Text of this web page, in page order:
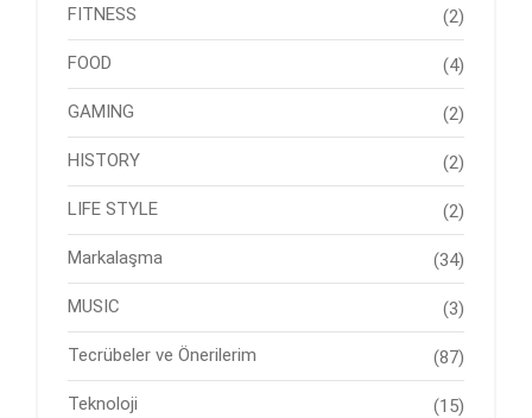
FITNESS (2)
FOOD (4)
GAMING (2)
HISTORY (2)
LIFE STYLE (2)
Markalaşma (34)
MUSIC (3)
Tecrübeler ve Önerilerim (87)
Teknoloji (15)